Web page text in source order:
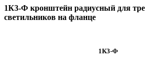
1К3-Ф кронштейн радиусный для
светильников на фланце
1К3-Ф